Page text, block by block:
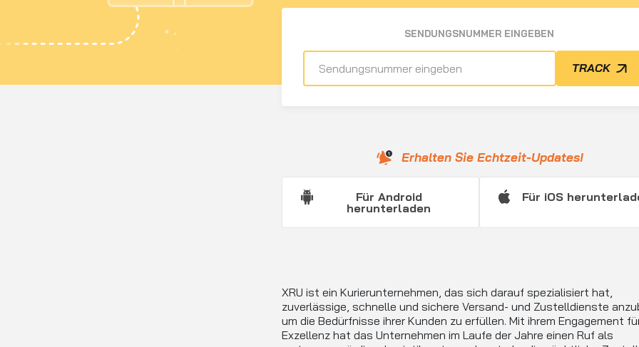
SENDUNGSNUMMER EINGEBEN
TRACK
Erhalten Sie Echtzeit-Updates!
Für Android
herunterladen
Für iOS
XRU ist ein Kurierunternehmen, das sich darauf spezialisiert hat,
zuverlässige, schnelle und sichere Versand- und Zustelldienste
um die Bedürfnisse ihrer Kunden zu erfüllen. Mit ihrem Engagement
Exzellenz hat das Unternehmen im Laufe der Jahre einen Ruf als